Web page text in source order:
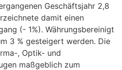
Geschäftsjahr 2,8
damit einen
(- 1%). Währungsbereinigt
3 % gesteigert werden. Die
, Optik- und
maßgeblich zum